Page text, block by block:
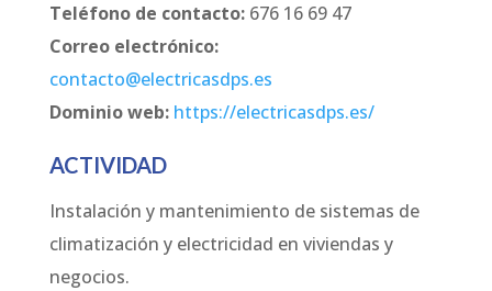
Teléfono de contacto:676 16 69 47
Correo electrónico:
contacto@electricasdps.es
Dominio web: https://electricasdps.es/
ACTIVIDAD
Instalación y mantenimiento de sistemas de
climatización y electricidad en viviendas y
negocios.